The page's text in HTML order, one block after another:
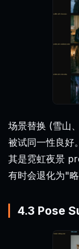
场景替换 (雪山
被试同一性良好
其是霓虹夜景
有时会退化为"
4.3 Pose